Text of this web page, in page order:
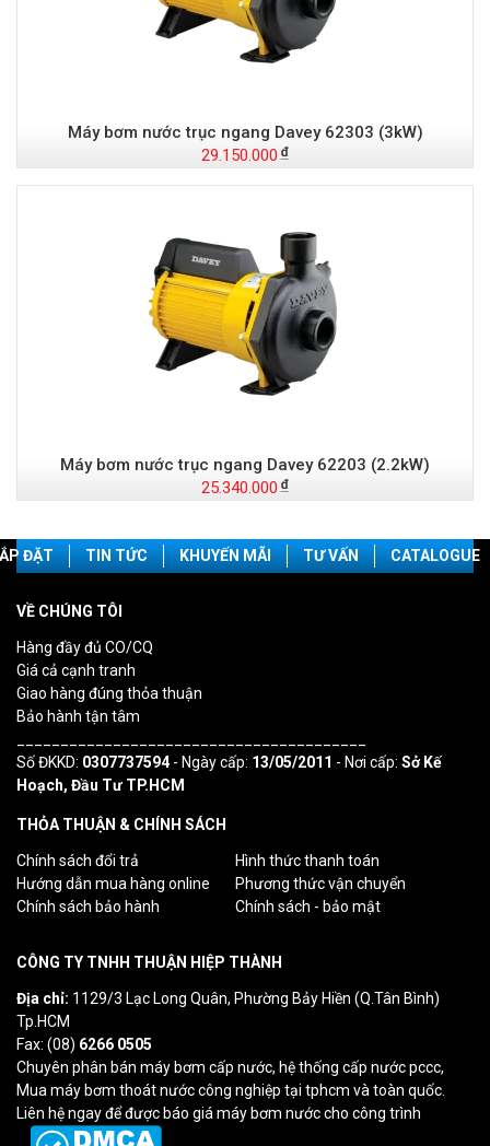
Máy bơm nước trục ngang Davey 62303 (3kW)
29.150.000
Máy bơm nước trục ngang Davey 62203 (2.2kW)
25.340.000
ĐẶT TIN TỨC KHUYẾN MÃI TƯ VẤN CATALOGUE
VỀ CHÚNG TÔI
Hàng đầy đủ CO/CQ
Giá cả cạnh tranh
Giao hàng đúng thỏa thuận
Bảo hành tận tâm
Số ĐKKD: 0307737594- Ngày cấp: 13/05/2011 - Nơi cấp: Sở Kế
Hoạch, Đầu Tư TP.HCM
THỎA THUẬN & CHÍNH SÁCH
Chính sách đổi trả
Hình thức thanh toán
Hướng dẫn mua hàng online
Phương thức vận chuyển
Chính sách bảo hành
Chính sách - bảo mật
CÔNG TY TNHH THUẬN HIỆP THÀNH
Địa chỉ: 1129/3 Lạc Long Quân, Phường Bảy Hiền (Q.Tân Bình)
Tp.HCM
Fax: (08) 6266 0505
Chuyên phân bán máy bơm cấp nước, hệ thống cấp nước pccc,
Mua máy bơm thoát nước công nghiệp tại tphcm và toàn quốc.
Liên hệ ngay để được báo giá máy bơm nước cho công trình